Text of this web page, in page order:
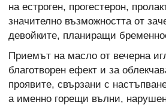
на естроген, прогестерон,
значително възможността от
девойките, планиращи
Приемът на масло от вечерна
благотворен ефект и за
проявите, свързани с
а именно горещи вълни,